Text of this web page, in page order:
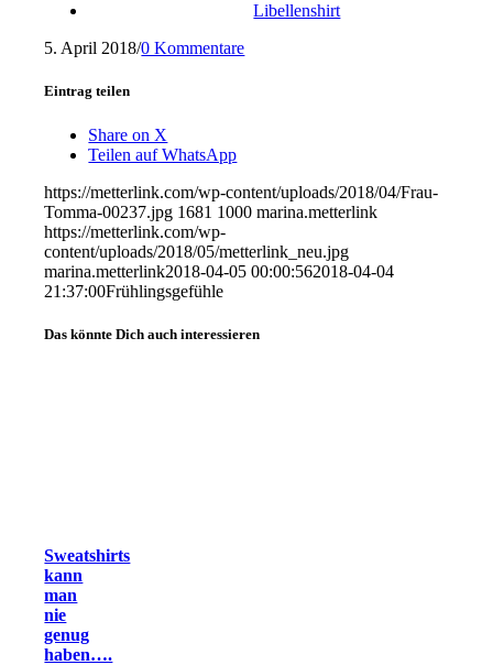
Libellenshirt
5. April 2018/0 Kommentare
Eintrag teilen
Share on X
Teilen auf WhatsApp
https://metterlink.com/wp-content/uploads/2018/04/Frau-
Tomma-00237.jpg 1681 1000 marina.metterlink
https://metterlink.com/wp-
content/uploads/2018/05/metterlink_neu.jpg
marina.metterlink2018-04-05 00:00:562018-04-04
21:37:00Frühlingsgefühle
Das könnte Dich auch interessieren
Sweatshirts
kann
man
nie
genug
haben….